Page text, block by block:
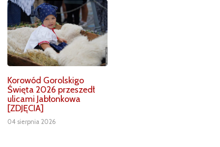
Korowód Gorolskigo
Święta 2026 przeszedł
ulicami Jabłonkowa
[ZDJĘCIA]
04 sierpnia 2026